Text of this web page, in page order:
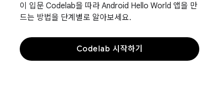
이 입문 Codelab을 따라 Android Hello World 앱을 만
드는 방법을 단계별로 알아보세요.
Codelab 시작하기